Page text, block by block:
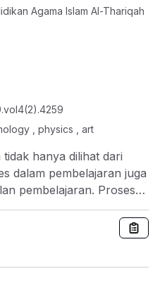
Agama Islam Al-Thariqah
, physics , art
hanya dilihat dari
dalam pembelajaran juga
pembelajaran. Proses
dengan menciptakan
sehingga siswa merasa
Berdasarkan hasil